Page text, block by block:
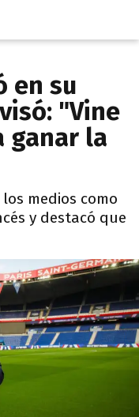
en su
"Vine
ganar la
medios como
y destacó que